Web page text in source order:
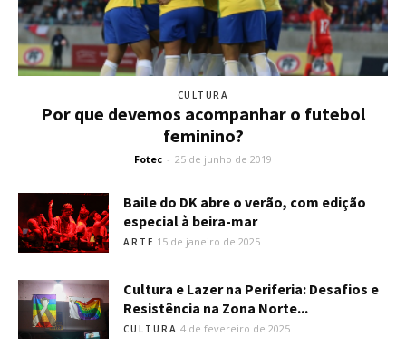
CULTURA
Por que devemos acompanhar o futebol
feminino?
Fotec - 25 de junho de 2019
Baile do DK abre o verão, com edição
especial à beira-mar
ARTE 15 de janeiro de 2025
Cultura e Lazer na Periferia: Desafios e
Resistência na Zona Norte...
CULTURA 4 de fevereiro de 2025